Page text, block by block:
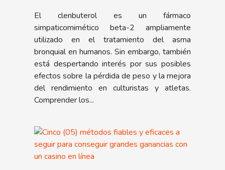
El clenbuterol es un fármaco
simpaticomimético beta-2 ampliamente
utilizado en el tratamiento del asma
bronquial en humanos. Sin embargo, también
está despertando interés por sus posibles
efectos sobre la pérdida de peso y la mejora
del rendimiento en culturistas y atletas.
Comprender los...